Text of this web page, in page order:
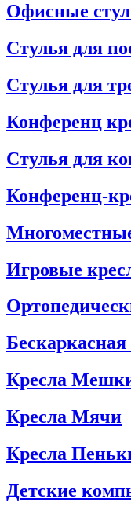
Офисные
Стулья для
Стулья для
Конференц
Стулья для
Конференц-
Игровые
Бескаркасная
Кресла
Кресла Мячи
Кресла
Детские